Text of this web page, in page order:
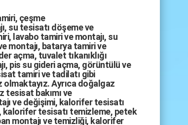
çeşme
, su tesisatı döşemeve
, lavabo tamirivemontajı, su
montajı, batarya tamirive
açma, tuvalet tıkanıklığı
pis su gideri açma, görüntülü ve
tamirivetadilatı gibi
olmaktayız. Ayrıca doğalgaz
tesisat bakımıve
ve değişimi, kalorifer tesisatı
kalorifer tesisatı temizleme, petek
montajı ve temizliği, kalorifer